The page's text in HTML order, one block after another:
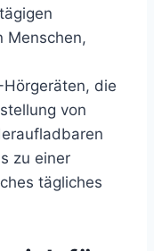
Menschen,
die
von
zu einer
tägliches